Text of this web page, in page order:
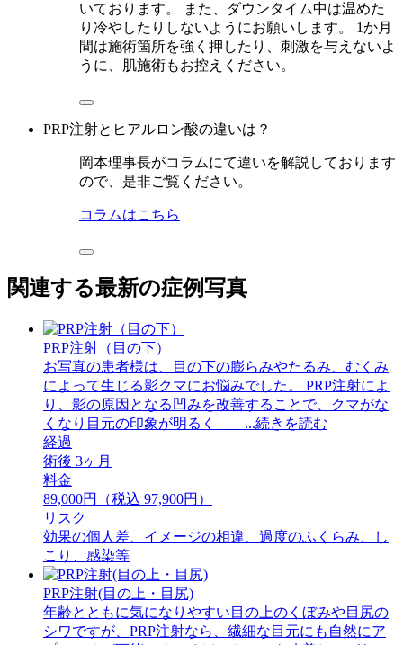
いております。 また、ダウンタイム中は温めた
り冷やしたりしないようにお願いします。 1か月
間は施術箇所を強く押したり、刺激を与えないよ
うに、肌施術もお控えください。
PRP注射とヒアルロン酸の違いは？
岡本理事長がコラムにて違いを解説しております
ので、是非ご覧ください。
コラムはこちら
関連する最新の症例写真
PRP注射（目の下）
お写真の患者様は、目の下の膨らみやたるみ、むくみ
によって生じる影クマにお悩みでした。 PRP注射によ
り、影の原因となる凹みを改善することで、クマがな
くなり目元の印象が明るく ...続きを読む
経過
術後 3ヶ月
料金
89,000円（税込 97,900円）
リスク
効果の個人差、イメージの相違、過度のふくらみ、し
こり、感染等
PRP注射(目の上・目尻)
年齢とともに気になりやすい目の上のくぼみや目尻の
シワですが、PRP注射なら、繊細な目元にも自然にア